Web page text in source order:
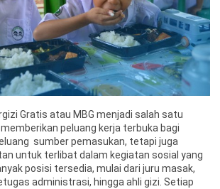
Gratis atau MBG menjadi salah satu
peluang kerja terbuka bagi
sumber pemasukan, tetapi juga
untuk terlibat dalam kegiatan sosial yang
posisi tersedia, mulai dari juru masak,
administrasi, hingga ahli gizi. Setiap